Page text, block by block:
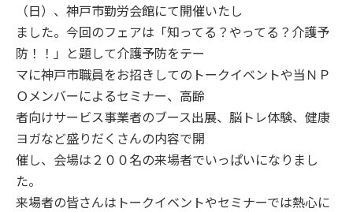
（日）、神戸市勤労会館にて開催いたし
ました。今回のフェアは「知ってる？やってる？介護予
防！！」と題して介護予防をテー
マに神戸市職員をお招きしてのトークイベントや当ＮＰ
Ｏメンバーによるセミナー、高齢
者向けサービス事業者のブース出展、脳トレ体験、健康
ヨガなど盛りだくさんの内容で開
催し、会場は２００名の来場者でいっぱいになりまし
た。
来場者の皆さんはトークイベントやセミナーでは熱心に